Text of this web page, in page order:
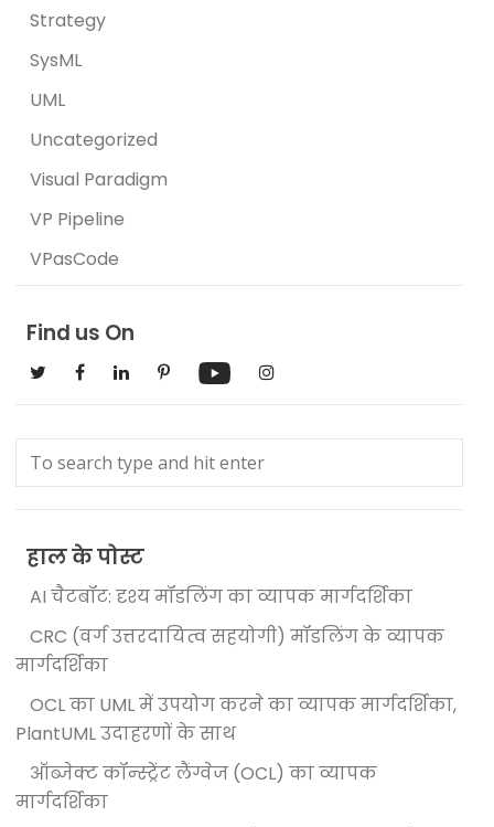
Strategy
SysML
UML
Uncategorized
Visual Paradigm
VP Pipeline
VPasCode
Find us On
हाल के पोस्ट
AI चैटबॉट: दृश्य मॉडलिंग का व्यापक मार्गदर्शिका
CRC (वर्ग उत्तरदायित्व सहयोगी) मॉडलिंग के व्यापक
मार्गदर्शिका
OCL का UML में उपयोग करने का व्यापक मार्गदर्शिका,
PlantUML उदाहरणों के साथ
ऑब्जेक्ट कॉन्स्ट्रेंट लैंग्वेज (OCL) का व्यापक
मार्गदर्शिका